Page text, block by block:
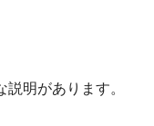
明があります。